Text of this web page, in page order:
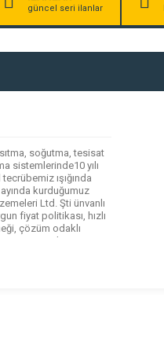
güncel seri ilanlar
soğutma, tesisat
sistemlerinde10 yılı
ışığında
ayında kurduğumuz
Ltd. Şti ünvanlı
fiyat politikası, hızlı
çözüm odaklı
ürün çeşidi, zengin